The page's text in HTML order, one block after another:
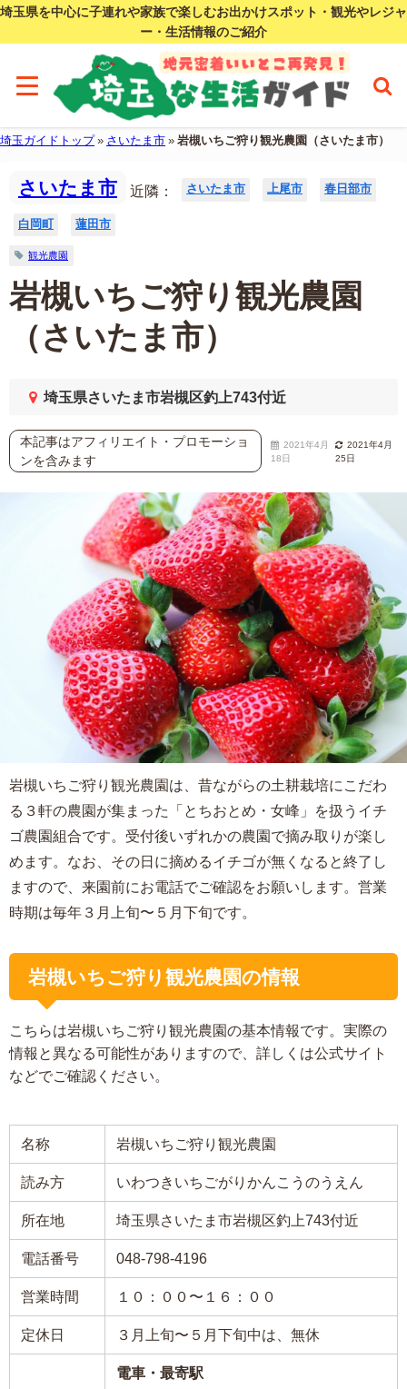
埼玉県を中心に子連れや家族で楽しむお出かけスポット・観光やレジャ
ー・生活情報のご紹介
埼玉ガイドトップ» さいたま市 » 岩槻いちご狩り観光農園（さいたま市）
さいたま市 近隣： さいたま市 上尾市 春日部市
白岡町 蓮田市
観光農園
岩槻いちご狩り観光農園
（さいたま市）
埼玉県さいたま市岩槻区釣上743付近
本記事はアフィリエイト・プロモーショ
ンを含みます
2021年4月
18日
2021年4月
25日
岩槻いちご狩り観光農園は、昔ながらの土耕栽培にこだわ
る３軒の農園が集まった「とちおとめ・女峰」を扱うイチ
ゴ農園組合です。受付後いずれかの農園で摘み取りが楽し
めます。なお、その日に摘めるイチゴが無くなると終了し
ますので、来園前にお電話でご確認をお願いします。営業
時期は毎年３月上旬〜５月下旬です。
岩槻いちご狩り観光農園の情報
こちらは岩槻いちご狩り観光農園の基本情報です。実際の
情報と異なる可能性がありますので、詳しくは公式サイト
などでご確認ください。
名称 岩槻いちご狩り観光農園
読み方 いわつきいちごがりかんこうのうえん
所在地 埼玉県さいたま市岩槻区釣上743付近
電話番号 048-798-4196
営業時間 １０：００〜１６：００
定休日 ３月上旬〜５月下旬中は、無休
電車・最寄駅